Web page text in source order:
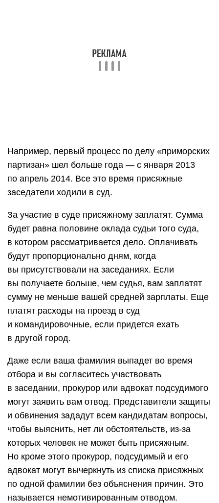
Например, первый процесс по делу «приморских
партизан» шел больше года — с января 2013
по апрель 2014. Все это время присяжные
заседатели ходили в суд.
За участие в суде присяжному заплатят. Сумма
будет равна половине оклада судьи того суда,
в котором рассматривается дело. Оплачивать
будут пропорционально дням, когда
вы присутствовали на заседаниях. Если
вы получаете больше, чем судья, вам заплатят
сумму не меньше вашей средней зарплаты. Еще
платят расходы на проезд в суд
и командировочные, если придется ехать
в другой город.
Даже если ваша фамилия выпадет во время
отбора и вы согласитесь участвовать
в заседании, прокурор или адвокат подсудимого
могут заявить вам отвод. Представители защиты
и обвинения зададут всем кандидатам вопросы,
чтобы выяснить, нет ли обстоятельств, из-за
которых человек не может быть присяжным.
Но кроме этого прокурор, подсудимый и его
адвокат могут вычеркнуть из списка присяжных
по одной фамилии без объяснения причин. Это
называется немотивированным отводом.